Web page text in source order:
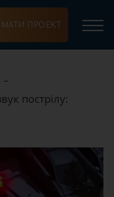
ПРОЕКТ
пострілу: